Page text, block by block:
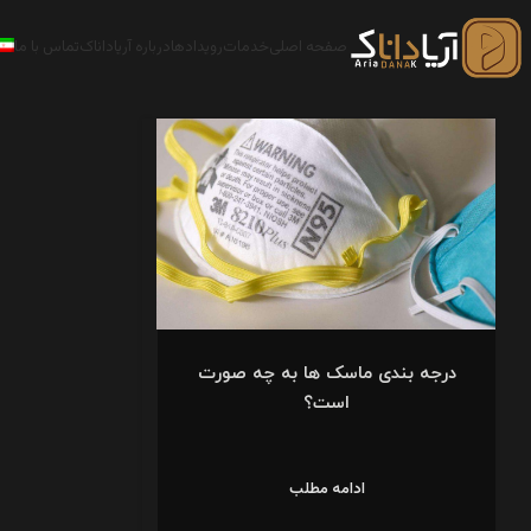
صفحه اصلی خدمات رویدادها درباره آریاداناکتماس با ما
درجه بندی ماسک ها به چه صورت
است؟
ادامه مطلب